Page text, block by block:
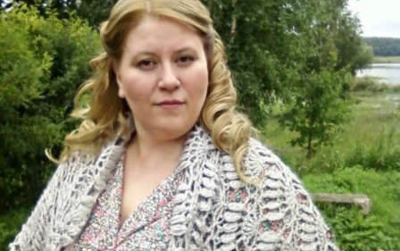
О НАС
ПОИСК ПО САЙТУ